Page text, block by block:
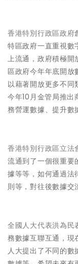
香港特別行政區政府
特區政府一直重視數
上流通，政府積極開
區政府今年年底開
以藉著開放更多不同
今年10月金管局推
務營運數據、提升數
香港特別行政區立法
流通到了一個很重要
據等等，如何通過法
則等，對往後數據交
全國人大代表洪為民
務數據互聯互通，現
人大提出了不同的數